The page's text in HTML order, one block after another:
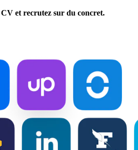
et recrutez sur du concret.